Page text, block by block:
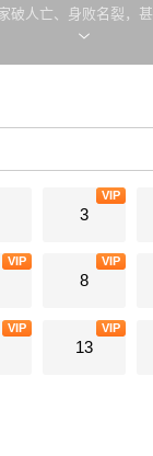
破人亡、身败名裂，
居的计谋将皓镧献给
质子身份让他生命受
生嫌隙。宫中人人自
秦王孙异人逃离赵国
是异人而是吕不韦。
之死难逃关系，同时
命，最后俩人像相识
3
VIP
VIP
8
VIP
VIP
13
VIP